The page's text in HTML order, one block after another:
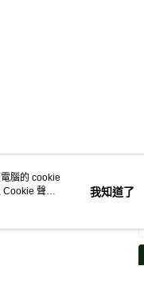
腦的 cookie
Cookie 聲明
我知道了